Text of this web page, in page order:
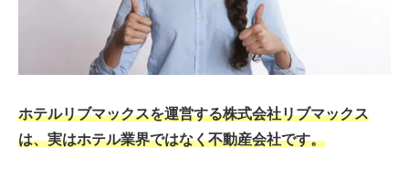
ホテルリブマックスを運営する株式会社リブマックス
は、実はホテル業界ではなく不動産会社です。